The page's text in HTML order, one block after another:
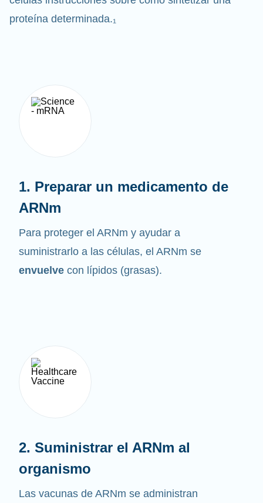
células instrucciones sobre cómo sintetizar una
proteína determinada.₁
1. Preparar un medicamento de
ARNm
Para proteger el ARNm y ayudar a
suministrarlo a las células, el ARNm se
envuelve con lípidos (grasas).
2. Suministrar el ARNm al
organismo
Las vacunas de ARNm se administran